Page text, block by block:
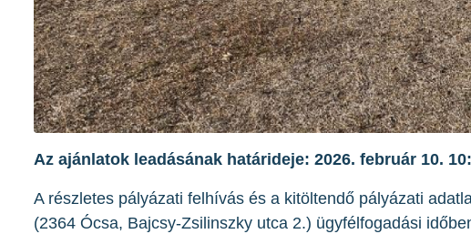
Az ajánlatok leadásának határideje: 2026. február 10.
A részletes pályázati felhívás és a kitöltendő pályázati
(2364 Ócsa, Bajcsy-Zsilinszky utca 2.) ügyfélfogadási